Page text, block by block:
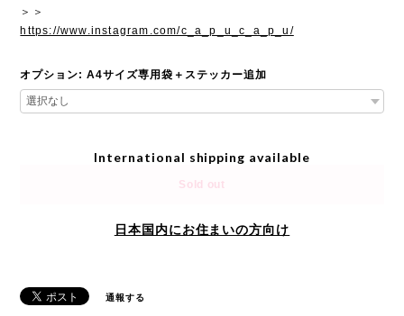
＞＞
https://www.instagram.com/c_a_p_u_c_a_p_u/
オプション: A4サイズ専用袋＋ステッカー追加
International shipping available
Sold out
日本国内にお住まいの方向け
通報する